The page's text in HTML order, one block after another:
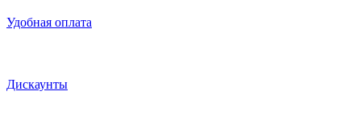
Удобная оплата
Дискаунты